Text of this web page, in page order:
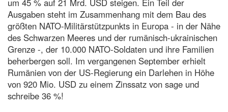
um 45 % auf 21 Mrd. USD steigen. Ein Teil der
Ausgaben steht im Zusammenhang mit dem Bau des
größten NATO-Militärstützpunkts in Europa - in der Nähe
des Schwarzen Meeres und der rumänisch-ukrainischen
Grenze -, der 10.000 NATO-Soldaten und ihre Familien
beherbergen soll. Im vergangenen September erhielt
Rumänien von der US-Regierung ein Darlehen in Höhe
von 920 Mio. USD zu einem Zinssatz von sage und
schreibe 36 %!